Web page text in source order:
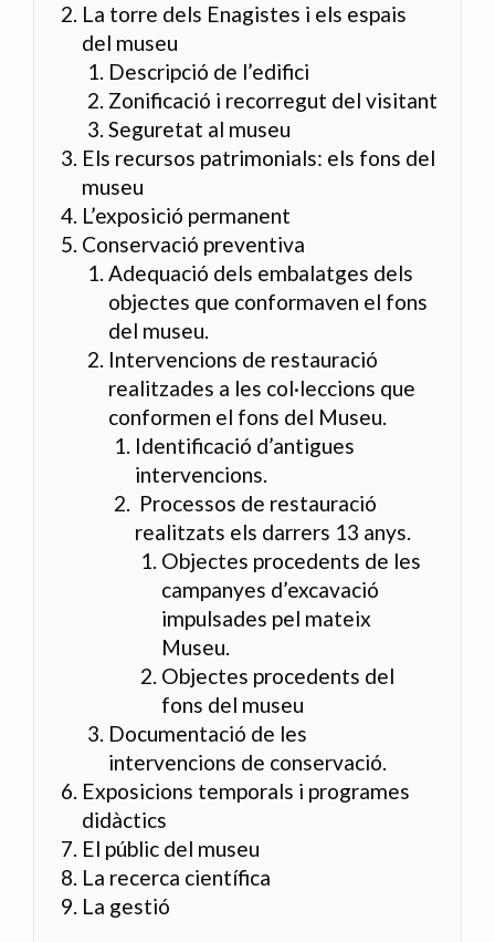
La torre dels Enagistes i els espais
del museu
Descripció de l’edifici
Zonificació i recorregut del visitant
Seguretat al museu
Els recursos patrimonials: els fons del
museu
L’exposició permanent
Conservació preventiva
Adequació dels embalatges dels
objectes que conformaven el fons
del museu.
Intervencions de restauració
realitzades a les col·leccions que
conformen el fons del Museu.
Identificació d’antigues
intervencions.
Processos de restauració
realitzats els darrers 13 anys.
Objectes procedents de les
campanyes d’excavació
impulsades pel mateix
Museu.
Objectes procedents del
fons del museu
Documentació de les
intervencions de conservació.
Exposicions temporals i programes
didàctics
El públic del museu
La recerca científica
La gestió